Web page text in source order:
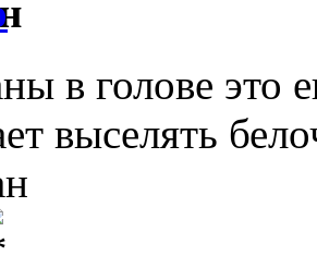
в голове это
выселять